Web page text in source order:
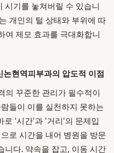
시기를 놓쳐버릴 수 있습니
개인의 털 상태와 부위에 따
여 제모 효과를 극대화합니
현역피부과의 압도적 이점
의 꾸준한 관리가 필수적이
들이 이를 실천하지 못하는
로 '시간'과 '거리'의 문제입
로 시간을 내어 병원을 방문
니다. 약속을 잡고, 이동 시간